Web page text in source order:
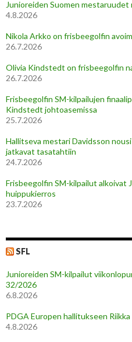
Junioreiden Suomen
4.8.2026
Nikola Arkko on frisbeegolfin
26.7.2026
Olivia Kindstedt on frisbeegolfin
26.7.2026
Frisbeegolfin SM-kilpailujen
Kindstedt johtoasemissa
25.7.2026
Hallitseva mestari Davidsson
jatkavat tasatahtiin
24.7.2026
Frisbeegolfin SM-kilpailut alkoivat
huippukierros
23.7.2026
SFL
Junioreiden SM-kilpailut
32/2026
6.8.2026
PDGA Europen hallitukseen Riikka
4.8.2026